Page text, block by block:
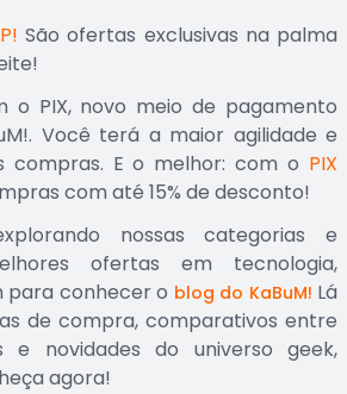
São ofertas exclusivas na palma
o PIX, novo meio de pagamento
Você terá a maior agilidade e
compras. E o melhor: com o PIX
com até 15% de desconto!
nossas categorias e
ofertas em tecnologia,
conhecer o blog do KaBuM! Lá
de compra, comparativos entre
e novidades do universo geek,
agora!